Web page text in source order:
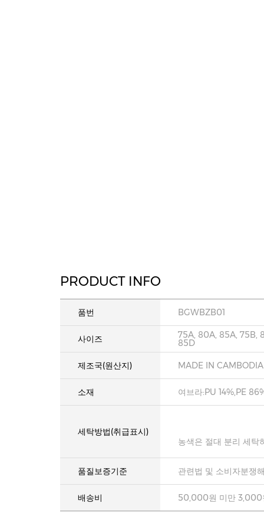
PRODUCT INFO
품번 BGWBZB01
사이즈 75A, 80A, 85A, 75B,
85D
제조국(원산지) MADE IN CAMBODIA
소재 여브라:PU 14%,PE
세탁방법(취급표시)
농색은 절대 분리 세탁
품질보증기준 관련법 및 소비자분쟁
배송비 50,000원 미만 3,000